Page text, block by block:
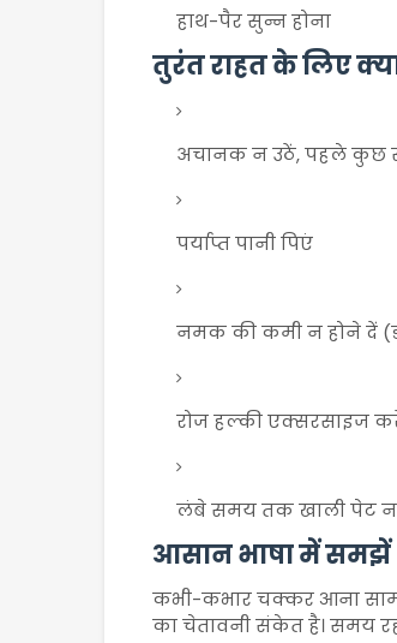
हाथ-पैर सुन्न होना
तुरंत राहत के लिए
अचानक न उठें, पहले कुछ
पर्याप्त पानी पिएं
नमक की कमी न होने दें
रोज हल्की एक्सरसाइज
लंबे समय तक खाली पेट न
आसान भाषा में समझें
कभी-कभार चक्कर आना
का चेतावनी संकेत है। समय